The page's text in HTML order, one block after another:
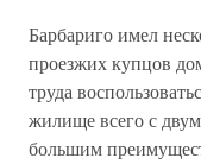
Барбариго имел
проезжих купцов
труда
жилище всего с
большим